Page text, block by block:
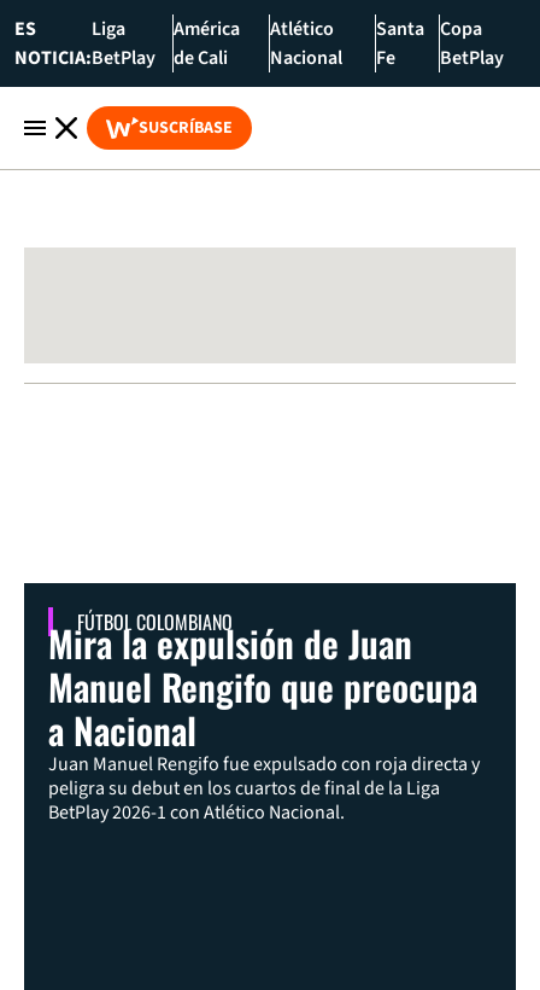
ES
NOTICIA:
Liga
BetPlay
América
de Cali
Atlético
Nacional
Santa
Fe
Copa
BetPlay
SUSCRÍBASE
FÚTBOL COLOMBIANO
Mira la expulsión de Juan
Manuel Rengifo que preocupa
a Nacional
Juan Manuel Rengifo fue expulsado con roja directa y
peligra su debut en los cuartos de final de la Liga
BetPlay 2026-1 con Atlético Nacional.